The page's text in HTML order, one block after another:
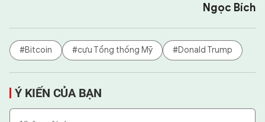
Ngọc Bích
#Bitcoin #cựu Tổng thống Mỹ #Donald Trump
Ý KIẾN CỦA BẠN